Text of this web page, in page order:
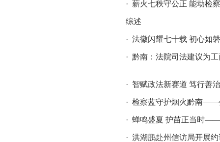
· 薪火七秩守公正 能动检
综述
· 法徽闪耀七十载 初心如
· 黔南：法院司法建议为
· 智赋政法新赛道 笃行善
· 检察蓝守护烟火黔南——
· 蝉鸣盛夏 护苗正当时——
· 洪湖鹏赴州信访局开展